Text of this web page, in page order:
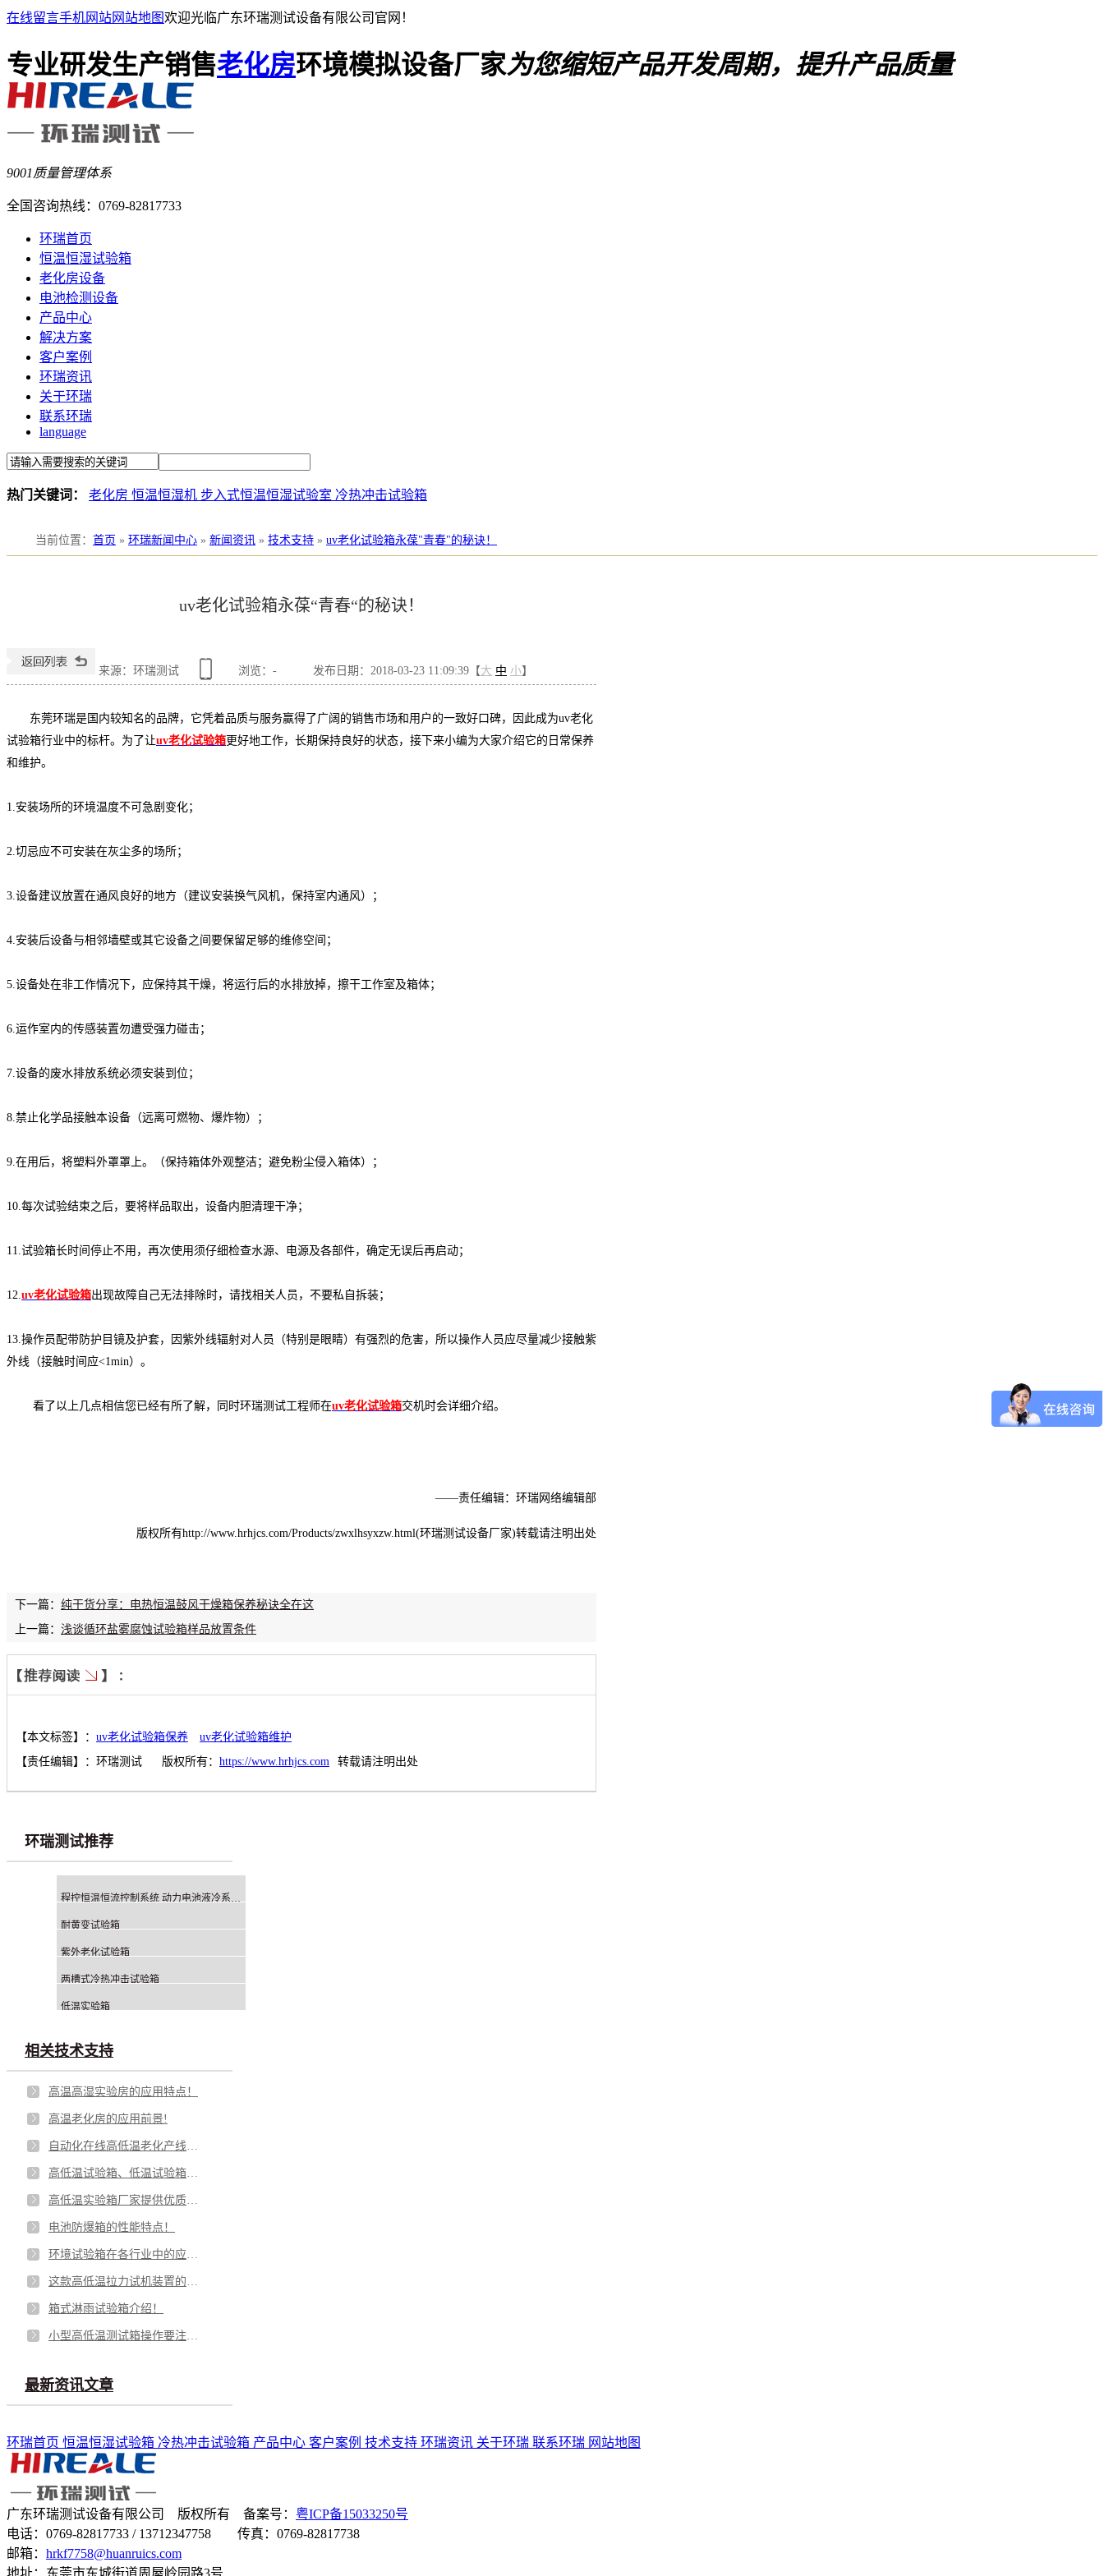
在线留言手机网站网站地图欢迎光临广东环瑞测试设备有限公司官网！
专业研发生产销售老化房环境模拟设备厂家为您缩短产品开发周期，提升产品质量
9001质量管理体系
全国咨询热线： 0769-82817733
环瑞首页
恒温恒湿试验箱
老化房设备
电池检测设备
产品中心
解决方案
客户案例
环瑞资讯
关于环瑞
联系环瑞
language
热门关键词： 老化房 恒温恒湿机 步入式恒温恒湿试验室 冷热冲击试验箱
当前位置 ： 首页 » 环瑞新闻中心 » 新闻资讯 » 技术支持 » uv老化试验箱永葆"青春"的秘诀！
uv老化试验箱永葆“青春“的秘诀！
来源：环瑞测试 浏览： - 发布日期：2018-03-23 11:09:39【大 中 小】
东莞环瑞是国内较知名的品牌，它凭着品质与服务赢得了广阔的销售市场和用户的一致好口碑，因此成为uv老化
试验箱行业中的标杆。为了让uv老化试验箱更好地工作，长期保持良好的状态，接下来小编为大家介绍它的日常保养
和维护。
1.安装场所的环境温度不可急剧变化；
2.切忌应不可安装在灰尘多的场所；
3.设备建议放置在通风良好的地方（建议安装换气风机，保持室内通风）；
4.安装后设备与相邻墙壁或其它设备之间要保留足够的维修空间；
5.设备处在非工作情况下，应保持其干燥，将运行后的水排放掉，擦干工作室及箱体；
6.运作室内的传感装置勿遭受强力碰击；
7.设备的废水排放系统必须安装到位；
8.禁止化学品接触本设备（远离可燃物、爆炸物）；
9.在用后，将塑料外罩罩上。（保持箱体外观整洁；避免粉尘侵入箱体）；
10.每次试验结束之后，要将样品取出，设备内胆清理干净；
11.试验箱长时间停止不用，再次使用须仔细检查水源、电源及各部件，确定无误后再启动；
12.uv老化试验箱出现故障自己无法排除时，请找相关人员，不要私自拆装；
13.操作员配带防护目镜及护套，因紫外线辐射对人员（特别是眼睛）有强烈的危害，所以操作人员应尽量减少接触紫
外线（接触时间应<1min）。
看了以上几点相信您已经有所了解，同时环瑞测试工程师在uv老化试验箱交机时会详细介绍。
——责任编辑：环瑞网络编辑部
版权所有http://www.hrhjcs.com/Products/zwxlhsyxzw.html(环瑞测试设备厂家)转载请注明出处
下一篇： 纯干货分享：电热恒温鼓风干燥箱保养秘诀全在这
上一篇： 浅谈循环盐雾腐蚀试验箱样品放置条件
【本文标签】： uv老化试验箱保养
uv老化试验箱维护
【责任编辑】： 环瑞测试 版权所有： https://www.hrhjcs.com 转载请注明出处
环瑞测试推荐
耐黄变试验箱
紫外老化试验箱
两槽式冷热冲击试验箱
低温实验箱
相关技术支持
高温高湿实验房的应用特点！
高温老化房的应用前景!
电池防爆箱的性能特点！
箱式淋雨试验箱介绍！
最新资讯文章
环瑞首页 恒温恒湿试验箱 冷热冲击试验箱 产品中心 客户案例 技术支持 环瑞资讯 关于环瑞 联系环瑞 网站地图
广东环瑞测试设备有限公司 版权所有 备案号： 粤ICP备15033250号
电话：0769-82817733 / 13712347758 传真：0769-82817738
邮箱： hrkf7758@huanruics.com
地址：东莞市东城街道周屋岭园路3号